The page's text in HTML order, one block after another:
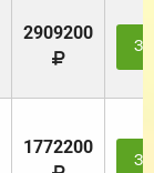
2909200
1772200